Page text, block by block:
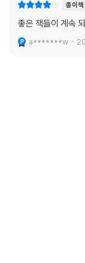
종이책
좋은 책들이 계속
a*******w